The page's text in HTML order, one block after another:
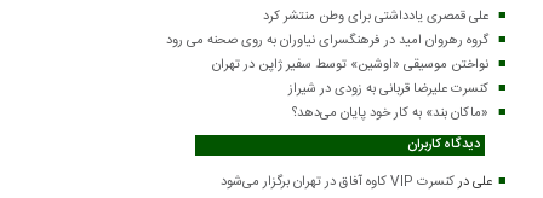
علی قمصری یادداشتی برای وطن منتشر کرد
گروه رهروان امید در فرهنگسرای نیاوران به روی صحنه می رود
نواختن موسیقی «اوشین» توسط سفیر ژاپن در تهران
کنسرت علیرضا قربانی به زودی در شیراز
«ماکان بند» به کار خود پایان می‌دهد؟
دیدگاه کاربران
علیدرکنسرت VIP کاوه آفاق در تهران برگزار می‌شود